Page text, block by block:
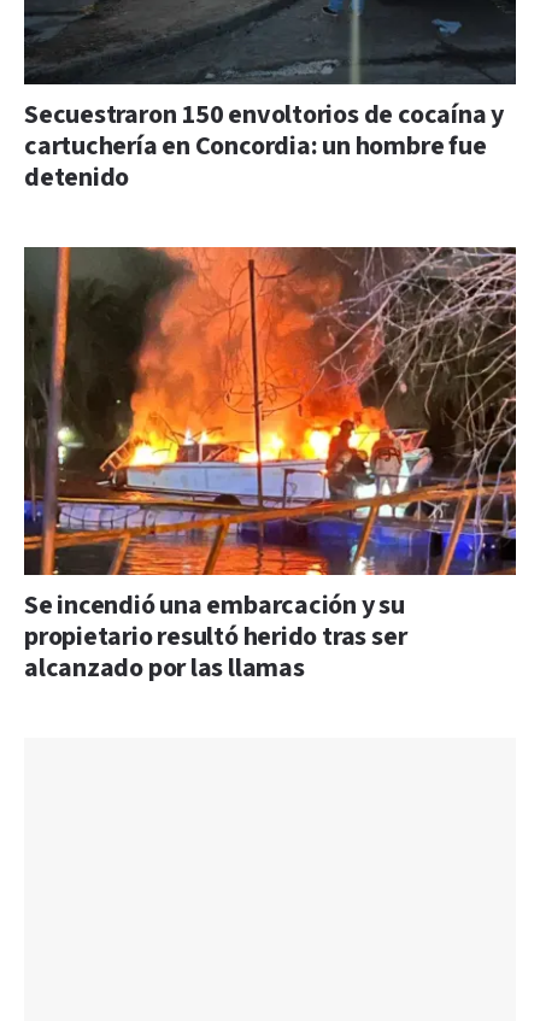
Secuestraron 150 envoltorios de cocaína y
cartuchería en Concordia: un hombre fue
detenido
Se incendió una embarcación y su
propietario resultó herido tras ser
alcanzado por las llamas